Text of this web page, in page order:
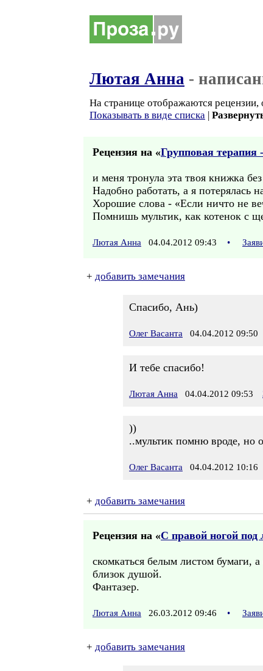
Лютая Анна -
На странице отображаются
Показывать в виде списка |
Рецензия на «Групповая терапия
и меня тронула эта твоя книжка
Надобно работать, а я потерялась
Хорошие слова - «Если ничто не
Помнишь мультик, как котенок с
Лютая Анна 04.04.2012 09:43 •
+ добавить замечания
Спасибо, Ань)
Олег Васанта 04.04.2012 09:50
И тебе спасибо!
Лютая Анна 04.04.2012 09:53
))
..мультик помню вроде, но
Олег Васанта 04.04.2012 10:16
+ добавить замечания
Рецензия на «С правой ногой
скомкаться белым листом бумаги,
близок душой.
Фантазер.
Лютая Анна 26.03.2012 09:46 •
+ добавить замечания